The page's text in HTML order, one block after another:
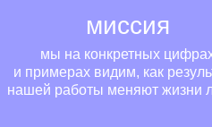
миссия
мы на конкретных
и примерах видим, как
нашей работы меняют жизни